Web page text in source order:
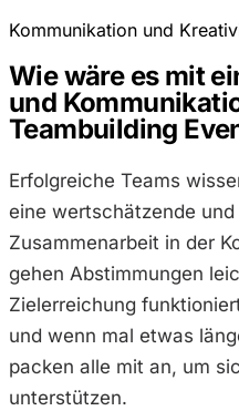
Kommunikation und
Wie wäre es mit
und
Teambuilding
Erfolgreiche Teams
eine wertschätzende
Zusammenarbeit in der
gehen Abstimmungen
Zielerreichung
und wenn mal etwas
packen alle mit an, um
unterstützen.